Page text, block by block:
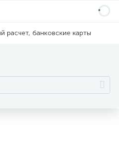
расчет, банковские карты